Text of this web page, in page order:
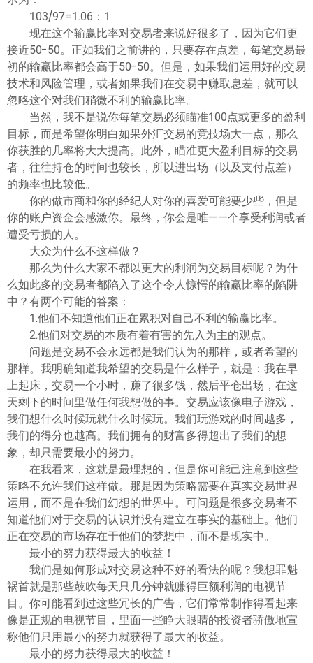
103/97=1.06：1
现在这个输赢比率对交易者来说好很多了，因为它们更
接近50-50。正如我们之前讲的，只要存在点差，每笔交易最
初的输赢比率都会高于50-50。但是，如果我们运用好的交易
技术和风险管理，或者如果我们在交易中赚取息差，就可以
忽略这个对我们稍微不利的输赢比率。
当然，我不是说你每笔交易必须瞄准100点或更多的盈利
目标，而是希望你明白如果外汇交易的竞技场大一点，那么
你获胜的几率将大大提高。此外，瞄准更大盈利目标的交易
者，往往持仓的时间也较长，所以进出场（以及支付点差）
的频率也比较低。
你的做市商和你的经纪人对你的喜爱可能要少些，但是
你的账户资金会感激你。最终，你会是唯——个享受利润或者
遭受亏损的人。
大众为什么不这样做？
那么为什么大家不都以更大的利润为交易目标呢？为什
么如此多的交易者都陷入了这个令人惊愕的输赢比率的陷阱
中？有两个可能的答案：
1.他们不知道他们正在累积对自己不利的输赢比率。
2.他们对交易的本质有着有害的先入为主的观点。
问题是交易不会永远都是我们认为的那样，或者希望的
那样。我明确知道我希望的交易是什么样子，就是：我在早
上起床，交易一个小时，赚了很多钱，然后平仓出场，在这
天剩下的时间里做任何我想做的事。交易应该像电子游戏，
我们想什么时候玩就什么时候玩。我们玩游戏的时间越多，
我们的得分也越高。我们拥有的财富多得超出了我们的想
象，却只需要最小的努力。
在我看来，这就是最理想的，但是你可能己注意到这些
策略不允许我们这样做。那是因为策略需要在真实交易世界
运用，而不是在我们幻想的世界中。可问题是很多交易者不
知道他们对于交易的认识并没有建立在事实的基础上。他们
正在交易的市场存在于他们的梦想中，而不是现实中。
最小的努力获得最大的收益！
我们是如何形成对交易这种不好的看法的呢？我想罪魁
祸首就是那些鼓吹每天只几分钟就赚得巨额利润的电视节
目。你可能看到过这些冗长的广告，它们常常制作得看起来
像是正规的电视节目，里面一些睁大眼睛的投资者骄傲地宣
称他们只用最小的努力就获得了最大的收益。
最小的努力获得最大的收益！